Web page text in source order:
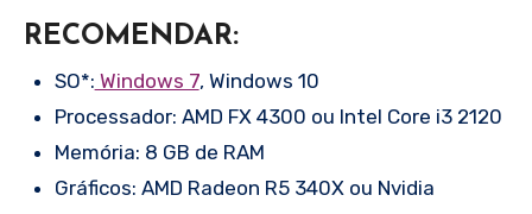
RECOMENDAR:
SO*: Windows 7, Windows 10
Processador: AMD FX 4300 ou Intel Core i3 2120
Memória: 8 GB de RAM
Gráficos: AMD Radeon R5 340X ou Nvidia